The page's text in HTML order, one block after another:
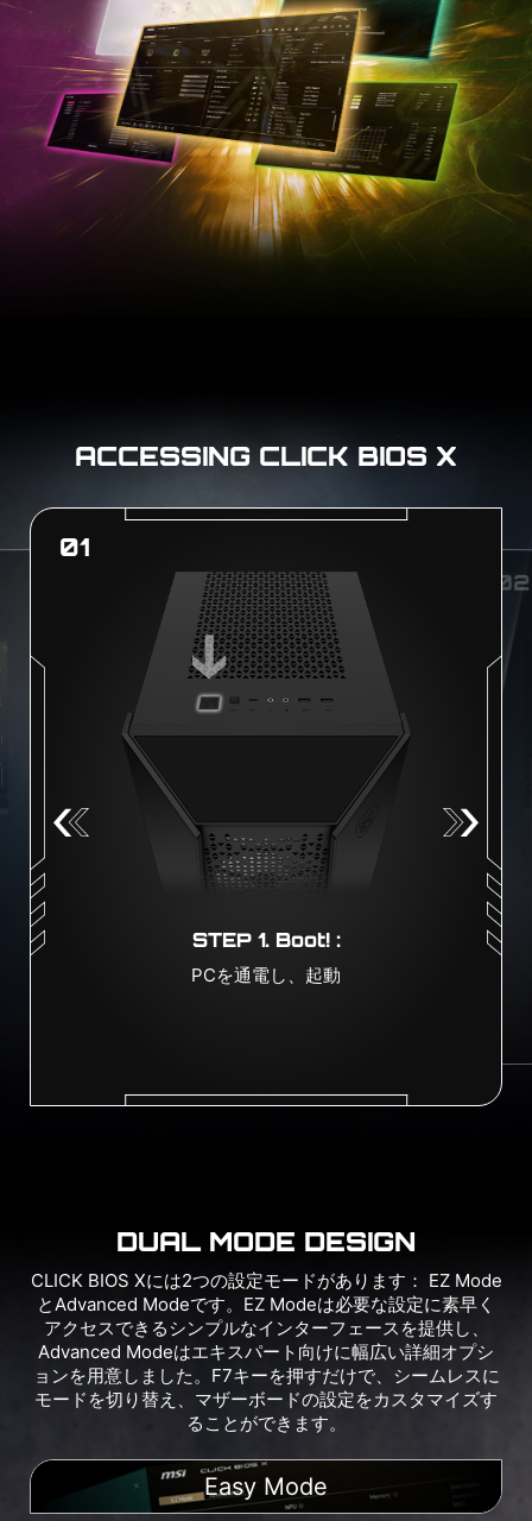
ACCESSING CLICK BIOS X
01
STEP 1. Boot! :
PCを通電し、起動
02
DUAL MODE DESIGN
CLICK BIOS Xには2つの設定モードがあります： EZ Mode
とAdvanced Modeです。EZ Modeは必要な設定に素早く
アクセスできるシンプルなインターフェースを提供し、
Advanced Modeはエキスパート向けに幅広い詳細オプシ
ョンを用意しました。F7キーを押すだけで、シームレスに
モードを切り替え、マザーボードの設定をカスタマイズす
ることができます。
Easy Mode